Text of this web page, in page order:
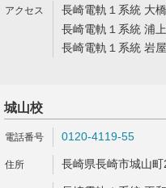
長崎電軌１系統 大
長崎電軌１系統 浦
長崎電軌１系統 岩
城山校
0120-4119-55
長崎県長崎市城山町